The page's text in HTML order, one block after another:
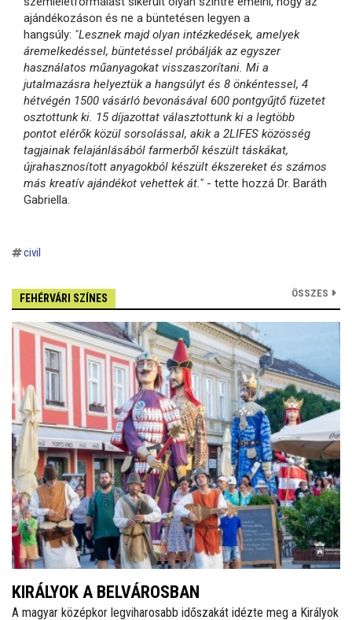
ajándékozáson és ne a büntetésen legyen a
hangsúly: "Lesznek majd olyan intézkedések, amelyek
áremelkedéssel, büntetéssel próbálják az egyszer
használatos műanyagokat visszaszorítani. Mi a
jutalmazásra helyeztük a hangsúlyt és 8 önkéntessel, 4
hétvégén 1500 vásárló bevonásával 600 pontgyűjtő füzetet
osztottunk ki. 15 díjazottat választottunk ki a legtöbb
pontot elérők közül sorsolással, akik a 2LIFES közösség
tagjainak felajánlásából farmerből készült táskákat,
újrahasznosított anyagokból készült ékszereket és számos
más kreatív ajándékot vehettek át." - tette hozzá Dr. Baráth
Gabriella.
civil
FEHÉRVÁRI SZÍNES ÖSSZES
KIRÁLYOK A BELVÁROSBAN
A magyar középkor legviharosabb időszakát idézte meg a Királyok